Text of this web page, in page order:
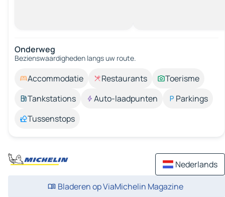
Onderweg
Bezienswaardigheden langs uw route.
Accommodatie Restaurants
Toerisme
Tankstations
Auto-laadpunten
Parkings
Tussenstops
Nederlands
Bladeren op ViaMichelin Magazine